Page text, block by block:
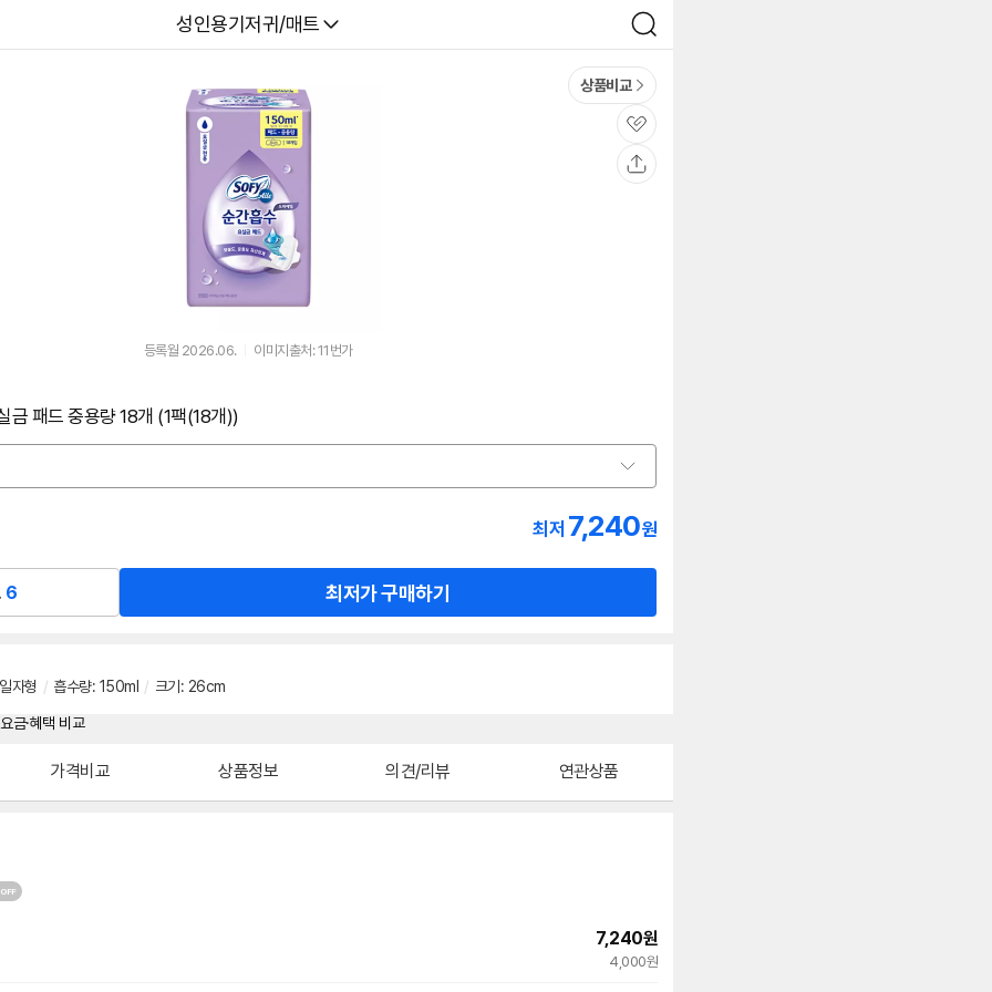
다나와
성인용기저귀/매트
검
색
상품비교
관
심
등록월 2026.06. 이미지출처: 11번가
금 패드 중용량 18개 (1팩(18개))
최저 7,240원
6 최저가 구매하기
일자형 / 흡수량: 150ml / 크기 : 26cm
가격비교 상품정보 의견/리뷰 연관상품
7,240원
4,000원